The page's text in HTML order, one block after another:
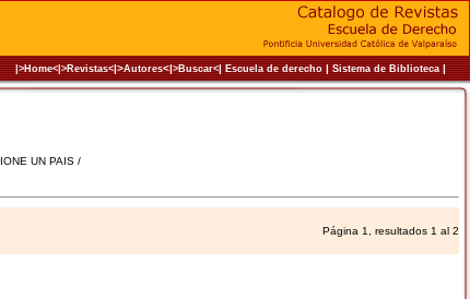
|>Home<|>Revistas<|>Autores<|>Buscar<|Escuela de derecho|Sistema de Biblioteca|
UN PAIS /
Página 1, resultados 1 al 2